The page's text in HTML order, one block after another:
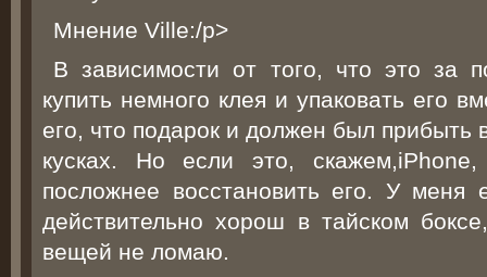
Мнение Ville:/p>
В зависимости от того, что это за
купить немного клея и упаковать его
его, что подарок и должен был прибыть
кусках. Но если это,
посложнее восстановить его. У
действительно хорош в тайском
вещей не ломаю.